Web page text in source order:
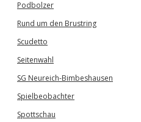
Podbolzer
Rund um den Brustring
Scudetto
Seitenwahl
SG Neureich-Bimbeshausen
Spielbeobachter
Spottschau